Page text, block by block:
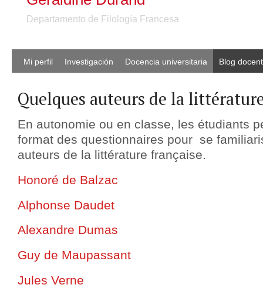
Departamento de Filología Francesa
Mi perfil Investigación Docencia universitaria Blog
Quelques auteurs de la
En autonomie ou en classe, les étudiants
format des questionnaires pour se
auteurs de la littérature française.
Honoré de Balzac
Alphonse Daudet
Alexandre Dumas
Guy de Maupassant
Jules Verne